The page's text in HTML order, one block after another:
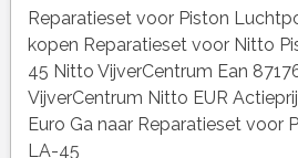
Reparatieset voor Piston
kopen Reparatieset voor Nitto
45 Nitto VijverCentrum Ean
VijverCentrum Nitto EUR
Euro Ga naar Reparatieset voor
LA-45